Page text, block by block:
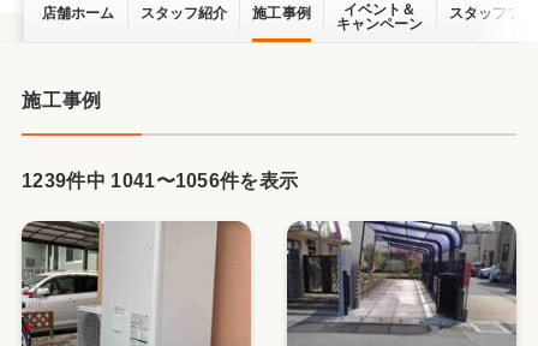
店舗ホーム スタッフ紹介 施工事例
イベント＆
キャンペーン
スタッフブ
施工事例
1239件中 1041〜1056件を表示